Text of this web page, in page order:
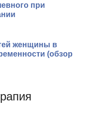
при
женщины в
(обзор